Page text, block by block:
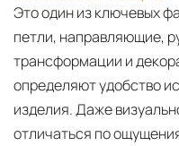
Это один из ключевых
петли, направляющие,
трансформации и
определяют удобство
изделия. Даже
отличаться по